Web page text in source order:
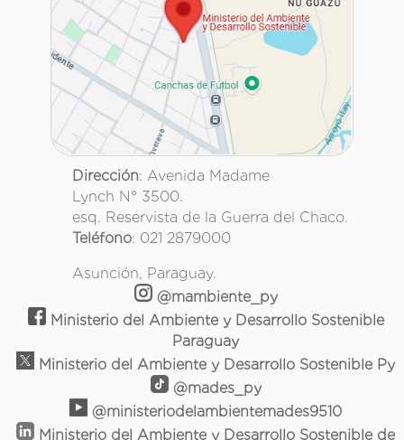
Dirección: Avenida Madame
Lynch N° 3500.
esq. Reservista de la Guerra del Chaco.
Teléfono: 021 2879000
Asunción, Paraguay.
@mambiente_py
Ministerio del Ambiente y Desarrollo Sostenible
Paraguay
Ministerio del Ambiente y Desarrollo Sostenible Py
@mades_py
@ministeriodelambientemades9510
Ministerio del Ambiente y Desarrollo Sostenible de